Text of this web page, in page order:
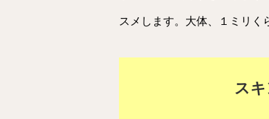
スメします。大体、１ミリく
ス